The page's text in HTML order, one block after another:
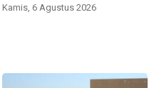
Kamis, 6 Agustus 2026